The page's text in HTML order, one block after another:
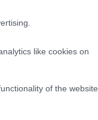
like cookies on
of the website
τον
που